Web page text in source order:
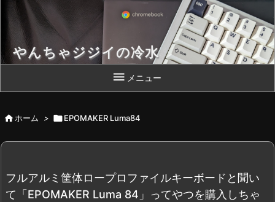
やんちゃジジイの冷水
Chromebook 片手によいしょっと！
 メニュー
ホーム > EPOMAKER Luma84
フルアルミ筐体ロープロファイルキーボードと聞い
て「EPOMAKER Luma 84」ってやつを購入しちゃ